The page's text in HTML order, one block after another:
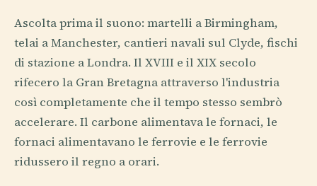
Ascolta prima il suono: martelli a Birmingham,
telai a Manchester, cantieri navali sul Clyde, fischi
di stazione a Londra. Il XVIII e il XIX secolo
rifecero la Gran Bretagna attraverso l'industria
così completamente che il tempo stesso sembrò
accelerare. Il carbone alimentava le fornaci, le
fornaci alimentavano le ferrovie e le ferrovie
ridussero il regno a orari.